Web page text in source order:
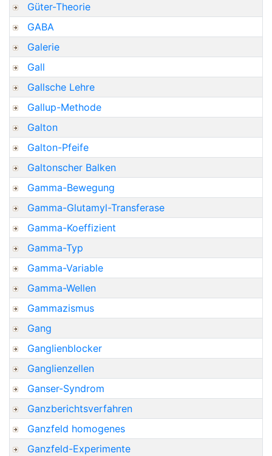
Güter-Theorie
GABA
Galerie
Gall
Gallsche Lehre
Gallup-Methode
Galton
Galton-Pfeife
Galtonscher Balken
Gamma-Bewegung
Gamma-Glutamyl-Transferase
Gamma-Koeffizient
Gamma-Typ
Gamma-Variable
Gamma-Wellen
Gammazismus
Gang
Ganglienblocker
Ganglienzellen
Ganser-Syndrom
Ganzberichtsverfahren
Ganzfeld homogenes
Ganzfeld-Experimente